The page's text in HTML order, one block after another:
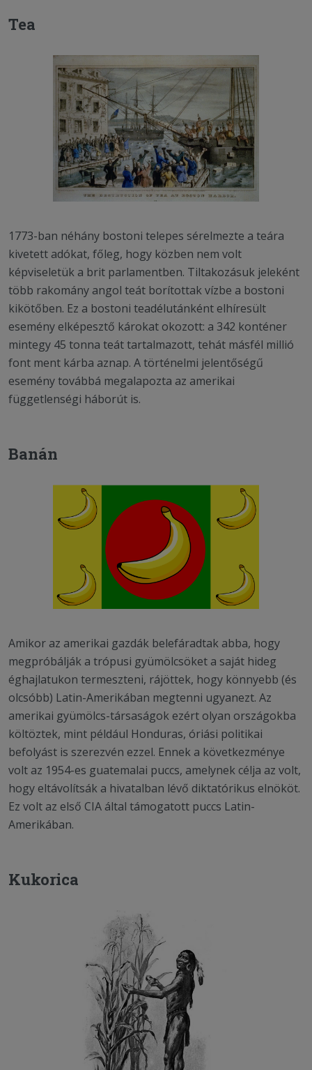
Tea
1773-ban néhány bostoni telepes sérelmezte a teára
kivetett adókat, főleg, hogy közben nem volt
képviseletük a brit parlamentben. Tiltakozásuk jeleként
több rakomány angol teát borítottak vízbe a bostoni
kikötőben. Ez a bostoni teadélutánként elhíresült
esemény elképesztő károkat okozott: a 342 konténer
mintegy 45 tonna teát tartalmazott, tehát másfél millió
font ment kárba aznap. A történelmi jelentőségű
esemény továbbá megalapozta az amerikai
függetlenségi háborút is.
Banán
Amikor az amerikai gazdák belefáradtak abba, hogy
megpróbálják a trópusi gyümölcsöket a saját hideg
éghajlatukon termeszteni, rájöttek, hogy könnyebb (és
olcsóbb) Latin-Amerikában megtenni ugyanezt. Az
amerikai gyümölcs-társaságok ezért olyan országokba
költöztek, mint például Honduras, óriási politikai
befolyást is szerezvén ezzel. Ennek a következménye
volt az 1954-es guatemalai puccs, amelynek célja az volt,
hogy eltávolítsák a hivatalban lévő diktatórikus elnököt.
Ez volt az első CIA által támogatott puccs Latin-
Amerikában.
Kukorica